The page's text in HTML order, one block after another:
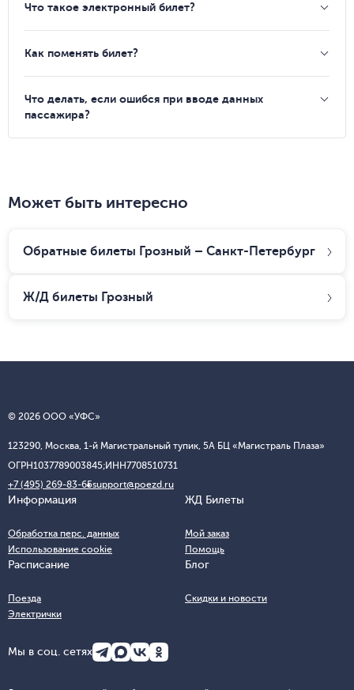
Что такое электронный билет?
Как поменять билет?
Что делать, если ошибся при вводе данных
пассажира?
Может быть интересно
Обратные билеты Грозный – Санкт-Петербург
Ж/Д билеты Грозный
© 2026 ООО «УФС»
123290, Москва, 1-й Магистральный тупик, 5А БЦ «Магистраль Плаза»
ОГРН1037789003845;ИНН7708510731
+7 (495) 269-83-65support@poezd.ru
Информация
Обработка перс. данных
Использование cookie
ЖД Билеты
Мой заказ
Помощь
Расписание
Поезда
Электрички
Блог
Скидки и новости
Мы в соц. сетях